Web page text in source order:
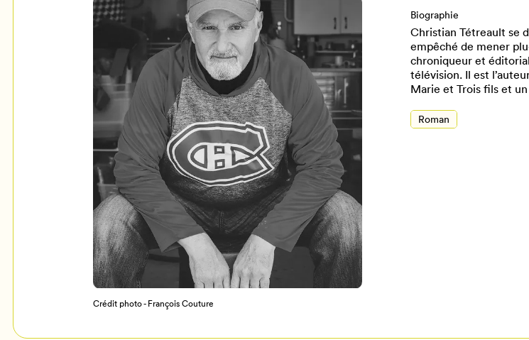
Programmation
Crédit photo - François Couture
Biographie
Christian Tétreault se
empêché de mener
chroniqueur et
télévision. Il est
Marie et Trois fils et
Roman
Pour enregistrer
connectez-vous ou